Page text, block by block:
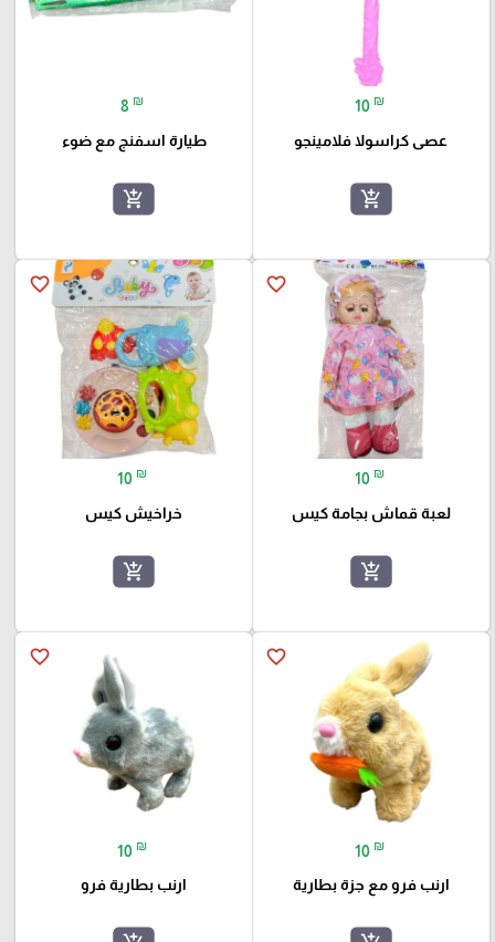
10 ₪
عصى كراسولا فلامينجو
add_shopping_cart
8 ₪
طيارة اسفنج مع ضوء
add_shopping_cart
favorite_border
10 ₪
لعبة قماش بجامة كيس
add_shopping_cart
favorite_border
10 ₪
خراخيش كيس
add_shopping_cart
favorite_border
10 ₪
ارنب فرو مع جزة بطارية
favorite_border
10 ₪
ارنب بطارية فرو